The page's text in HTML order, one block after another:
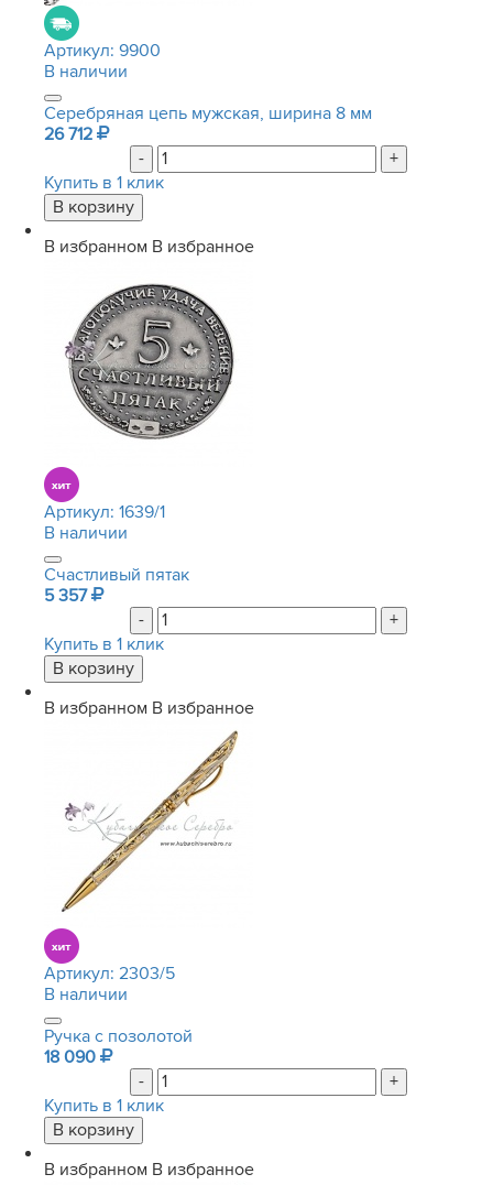
Артикул: 9900
В наличии
Серебряная цепь мужская, ширина 8 мм
26 712
-
+
Купить в 1 клик
В избранном В избранное
Артикул: 1639/1
В наличии
Счастливый пятак
5 357
-
+
Купить в 1 клик
В избранном В избранное
Артикул: 2303/5
В наличии
Ручка с позолотой
18 090
-
+
Купить в 1 клик
В избранном В избранное